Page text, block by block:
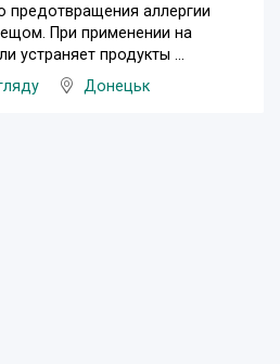
предотвращения аллергии
При применении на
устраняет продукты ...
Донецьк